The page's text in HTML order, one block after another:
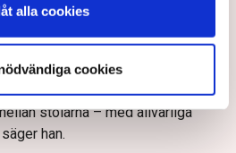
alla cookies
cookies
kommer för sent.
och tänka ”den här pucken
över kanten”. När ingen ser
stolarna – med allvarliga
han.